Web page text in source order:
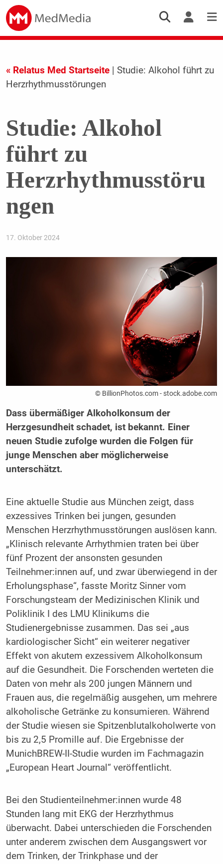
« Relatus Med Startseite| Studie: Alkohol führt zu
Herzrhythmusstörungen
Studie: Alkohol
führt zu
Herzrhythmusstöru
ngen
17. Oktober 2024
© BillionPhotos.com - stock.adobe.com
Dass übermäßiger Alkoholkonsum der
Herzgesundheit schadet, ist bekannt. Einer
neuen Studie zufolge wurden die Folgen für
junge Menschen aber möglicherweise
unterschätzt.
Eine aktuelle Studie aus München zeigt, dass
exzessives Trinken bei jungen, gesunden
Menschen Herzrhythmusstörungen auslösen kann.
„Klinisch relevante Arrhythmien traten bei über
fünf Prozent der ansonsten gesunden
Teilnehmer:innen auf, und zwar überwiegend in der
Erholungsphase“, fasste Moritz Sinner vom
Forschungsteam der Medizinischen Klinik und
Poliklinik I des LMU Klinikums die
Studienergebnisse zusammen. Das sei „aus
kardiologischer Sicht“ ein weiterer negativer
Effekt von akutem exzessivem Alkoholkonsum
auf die Gesundheit. Die Forschenden werteten die
Daten von mehr als 200 jungen Männern und
Frauen aus, die regelmäßig ausgehen, um mehrere
alkoholische Getränke zu konsumieren. Während
der Studie wiesen sie Spitzenblutalkoholwerte von
bis zu 2,5 Promille auf. Die Ergebnisse der
MunichBREW-II-Studie wurden im Fachmagazin
„European Heart Journal“ veröffentlicht.
Bei den Studienteilnehmer:innen wurde 48
Stunden lang mit EKG der Herzrhythmus
überwacht. Dabei unterschieden die Forschenden
unter anderem zwischen dem Ausgangswert vor
dem Trinken, der Trinkphase und der